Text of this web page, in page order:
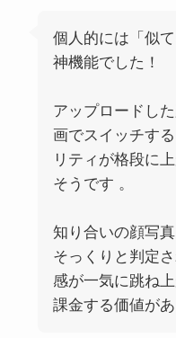
個人的には「似
神機能でした！
アップロードし
画でスイッチす
リティが格段に
そうです 。
知り合いの顔写
そっくりと判定
感が一気に跳ね
課金する価値があ